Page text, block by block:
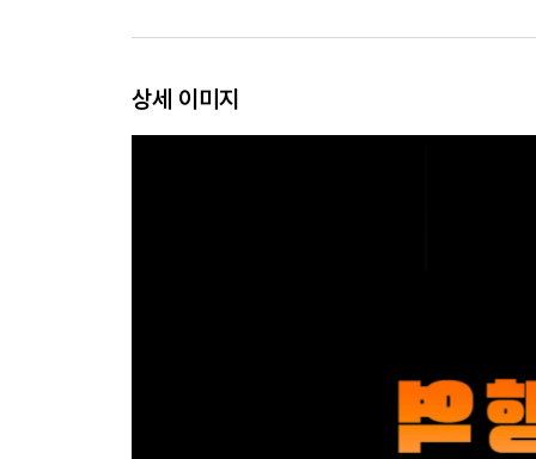
CHAPTER 4 역행자 3단계_ 유전자 오작동 극복
상세 이미지